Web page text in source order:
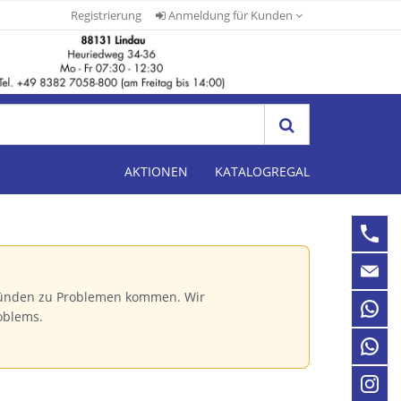
Registrierung Anmeldung für Kunden
AKTIONEN KATALOGREGAL
zu Problemen kommen. Wir